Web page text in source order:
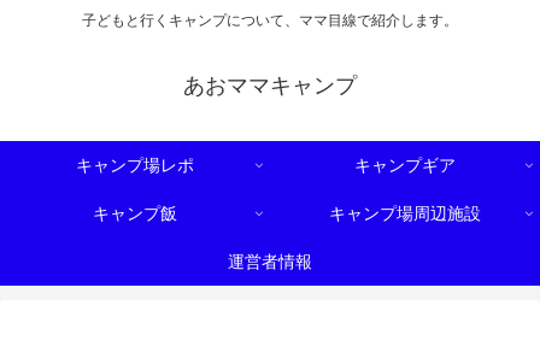
子どもと行くキャンプについて、ママ目線で紹介します。
あおママキャンプ
キャンプ場レポ キャンプギア
キャンプ飯 キャンプ場周辺施設
運営者情報